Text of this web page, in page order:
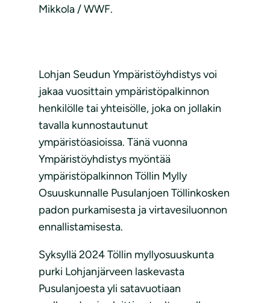
Mikkola / WWF.
Lohjan Seudun Ympäristöyhdistys voi
jakaa vuosittain ympäristöpalkinnon
henkilölle tai yhteisölle, joka on jollakin
tavalla kunnostautunut
ympäristöasioissa. Tänä vuonna
Ympäristöyhdistys myöntää
ympäristöpalkinnon Töllin Mylly
Osuuskunnalle Pusulanjoen Töllinkosken
padon purkamisesta ja virtavesiluonnon
ennallistamisesta.
Syksyllä 2024 Töllin myllyosuuskunta
purki Lohjanjärveen laskevasta
Pusulanjoesta yli satavuotiaan